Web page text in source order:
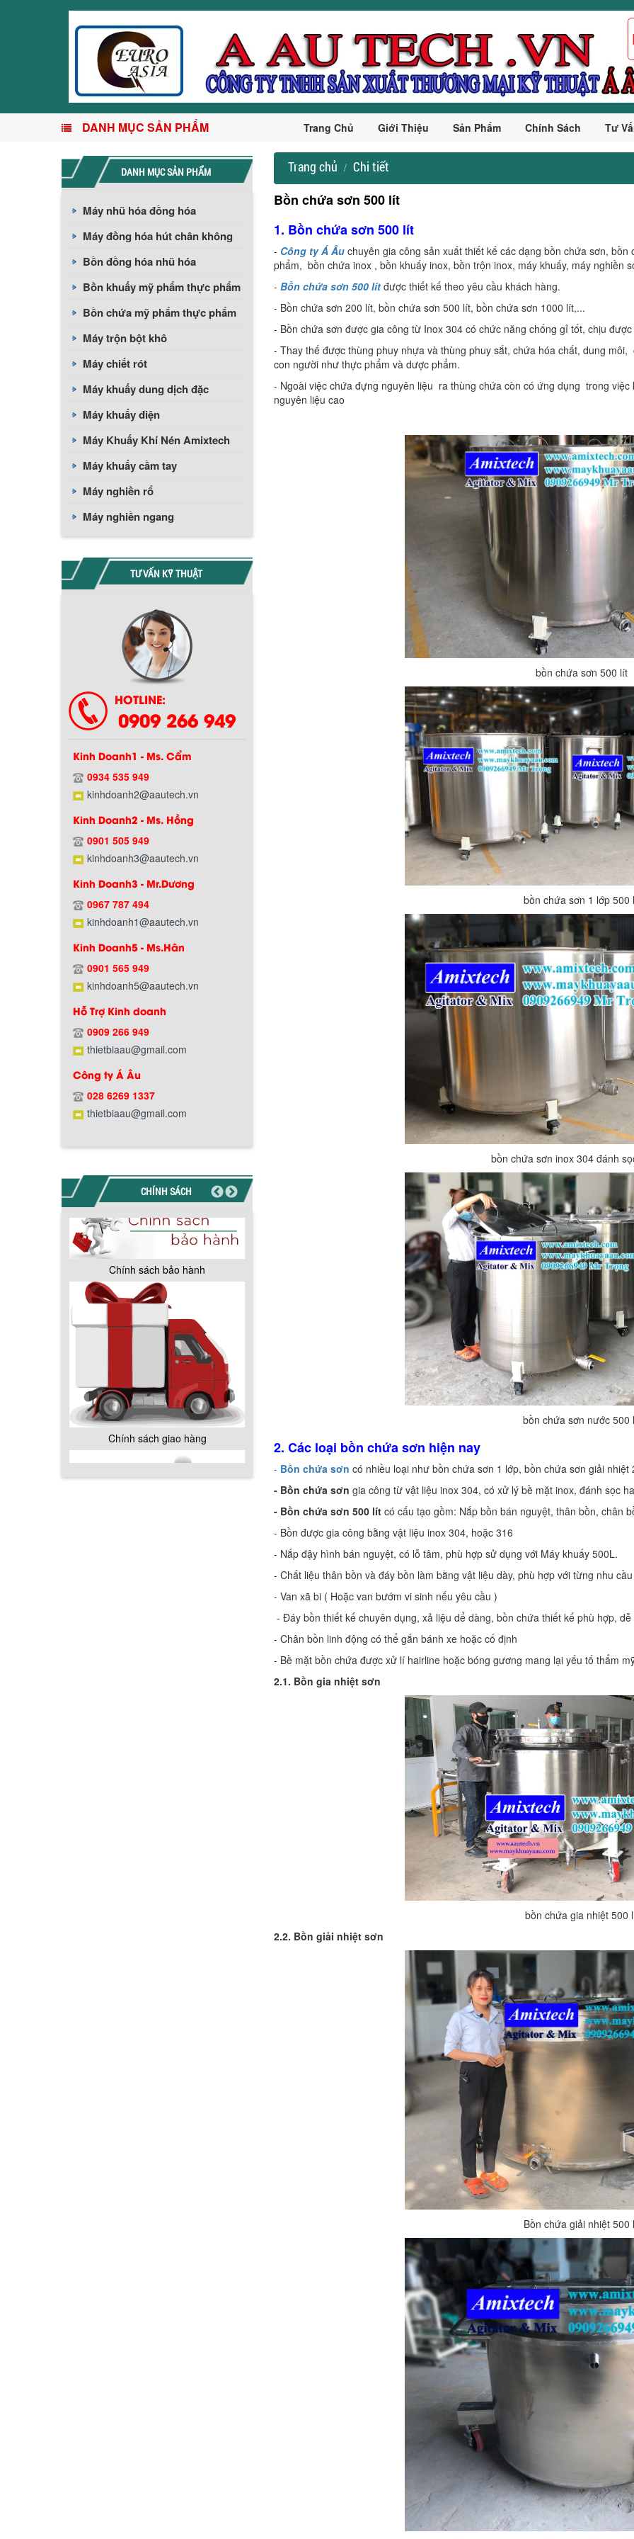
DANH MỤC SẢN PHẨM Trang Chủ Giới Thiệu Sản Phẩm Chính Sách Tư
DANH MỤC SẢN PHẨM
Máy nhũ hóa đồng hóa
Máy đồng hóa hút chân không
Bồn đồng hóa nhũ hóa
Bồn khuấy mỹ phẩm thực phẩm
Bồn chứa mỹ phẩm thực phẩm
Máy trộn bột khô
Máy chiết rót
Máy khuấy dung dịch đặc
Máy khuấy điện
Máy Khuấy Khí Nén Amixtech
Máy khuấy cầm tay
Máy nghiền rổ
Máy nghiền ngang
TƯ VẤN KỸ THUẬT
HOTLINE:
0909 266 949
Kinh Doanh1 - Ms. Cẩm
0934 535 949
kinhdoanh2@aautech.vn
Kinh Doanh2 - Ms. Hồng
0901 505 949
kinhdoanh3@aautech.vn
Kinh Doanh3 - Mr.Dương
0967 787 494
kinhdoanh1@aautech.vn
Kinh Doanh5 - Ms.Hân
0901 565 949
kinhdoanh5@aautech.vn
Hỗ Trợ Kinh doanh
0909 266 949
thietbiaau@gmail.com
Công ty Á Âu
028 6269 1337
thietbiaau@gmail.com
CHÍNH SÁCH
Chính sách bảo hành
Chính sách giao hàng
Hướng dẫn thanh toán mua hàng
Chính sách đổi trả hàng
Chính sách bảo hành
Chính sách giao hàng
Hướng dẫn thanh toán mua hàng
Trang chủ Chi tiết
Bồn chứa sơn 500 lít
1. Bồn chứa sơn 500 lít
- Công ty Á Âu chuyên gia công sản xuất thiết kế các dạng bồn chứa sơn,
phẩm, bồn chứa inox , bồn khuấy inox, bồn trộn inox, máy khuấy, máy nghiền
- Bồn chứa sơn 500 lít được thiết kế theo yêu cầu khách hàng.
- Bồn chứa sơn 200 lít, bồn chứa sơn 500 lít, bồn chứa sơn 1000 lít,...
- Bồn chứa sơn được gia công từ Inox 304 có chức năng chống gỉ tốt, chịu
- Thay thế được thùng phuy nhựa và thùng phuy sắt, chứa hóa chất, dung
con người như thực phẩm và dược phẩm.
- Ngoài việc chứa đựng nguyên liệu ra thùng chứa còn có ứng dụng trong
nguyên liệu cao
bồn chứa sơn 500 lít
bồn chứa sơn 1 lớp 500
bồn chứa sơn inox 304 đánh
bồn chứa sơn nước 500
2. Các loại bồn chứa sơn hiện nay
- Bồn chứa sơn có nhiều loại như bồn chứa sơn 1 lớp, bồn chứa sơn giải
- Bồn chứa sơn gia công từ vật liệu inox 304, có xử lý bề mặt inox, đánh sọc
- Bồn chứa sơn 500 lít có cấu tạo gồm: Nắp bồn bán nguyệt, thân bồn, chân
- Bồn được gia công bằng vật liệu inox 304, hoặc 316
- Nắp đậy hình bán nguyệt, có lỗ tâm, phù hợp sử dụng với Máy khuấy 500L.
- Chất liệu thân bồn và đáy bồn làm bằng vật liệu dày, phù hợp với từng nhu cầu
- Van xã bi ( Hoặc van bướm vi sinh nếu yêu cầu )
- Đáy bồn thiết kế chuyên dụng, xả liệu dể dàng, bồn chứa thiết kế phù hợp,
- Chân bồn linh động có thể gắn bánh xe hoặc cố định
- Bề mặt bồn chứa được xử lí hairline hoặc bóng gương mang lại yếu tố thẩm
2.1. Bồn gia nhiệt sơn
bồn chứa gia nhiệt 500
2.2. Bồn giải nhiệt sơn
Bồn chứa giải nhiệt 500